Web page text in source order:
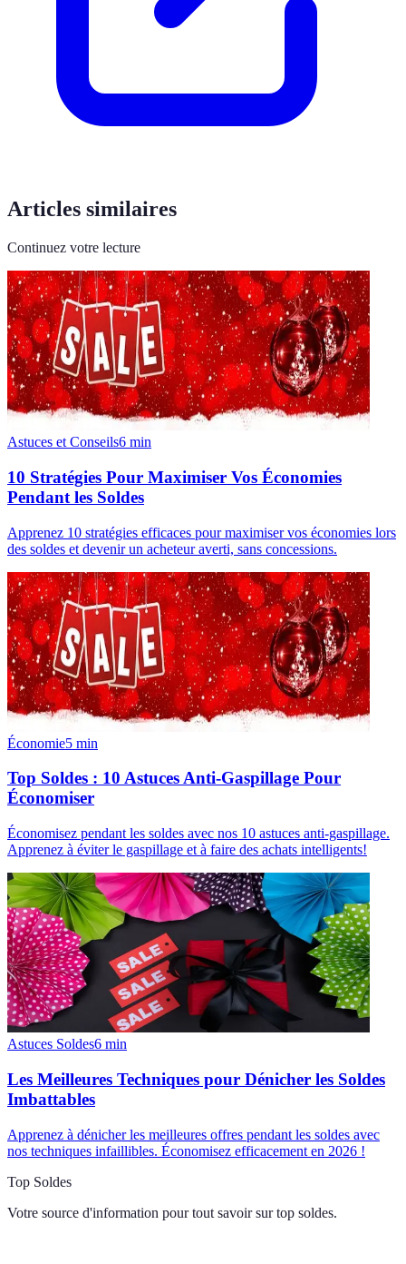
Articles similaires
Continuez votre lecture
Astuces et Conseils6 min
10 Stratégies Pour Maximiser Vos Économies
Pendant les Soldes
Apprenez 10 stratégies efficaces pour maximiser vos économies lors
des soldes et devenir un acheteur averti, sans concessions.
Économie5 min
Top Soldes : 10 Astuces Anti-Gaspillage Pour
Économiser
Économisez pendant les soldes avec nos 10 astuces anti-gaspillage.
Apprenez à éviter le gaspillage et à faire des achats intelligents!
Astuces Soldes6 min
Les Meilleures Techniques pour Dénicher les Soldes
Imbattables
Apprenez à dénicher les meilleures offres pendant les soldes avec
nos techniques infaillibles. Économisez efficacement en 2026 !
Top Soldes
Votre source d'information pour tout savoir sur top soldes.